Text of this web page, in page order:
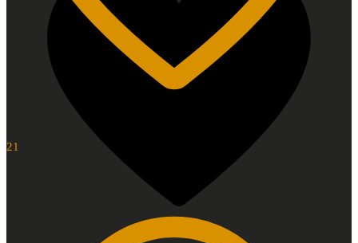
21